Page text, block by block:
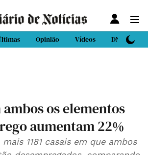
Opinião Vídeos DN Sport
ambos os elementos
aumentam 22%
1181 casais em que ambos